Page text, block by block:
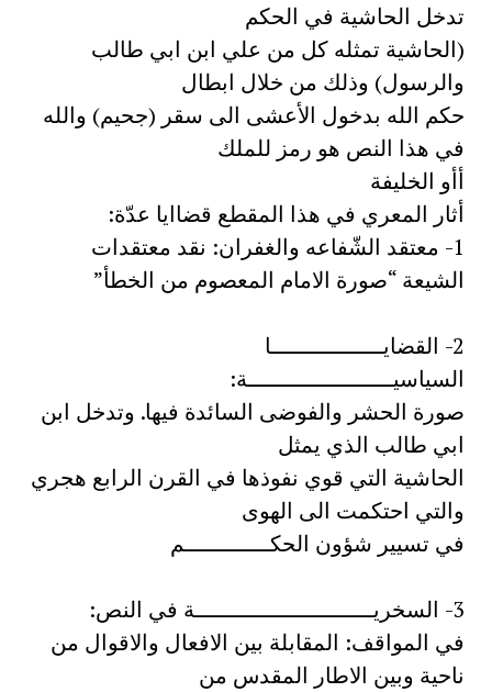
تدخل الحاشية في الحكم
(الحاشية تمثله كل من علي ابن ابي طالب
والرسول) وذلك من خلال ابطال
حكم الله بدخول الأعشى الى سقر (جحيم) والله
في هذا النص هو رمز للملك
أأو الخليفة
أثار المعري في هذا المقطع قضاايا عدّة:
1- معتقد الشّفاعه والغفران: نقد معتقدات
الشيعة “صورة الامام المعصوم من الخطأ”
2- القضايـــــــــــــــــا
السياسيــــــــــــــــــــــة:
صورة الحشر والفوضى السائدة فيها. وتدخل ابن
ابي طالب الذي يمثل
الحاشية التي قوي نفوذها في القرن الرابع هجري
والتي احتكمت الى الهوى
في تسيير شؤون الحكـــــــــــــم
3- السخريـــــــــــــــــــــــــــة في النص:
في المواقف: المقابلة بين الافعال والاقوال من
ناحية وبين الاطار المقدس من